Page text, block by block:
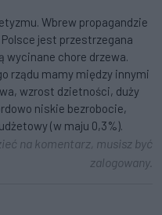
Wbrew propagandzie
jest przestrzegana
wycinane chore drzewa.
rządu mamy między innymi
wzrost dzietności, duży
niskie bezrobocie,
(w maju 0,3%).
na komentarz, musisz być
zalogowany.